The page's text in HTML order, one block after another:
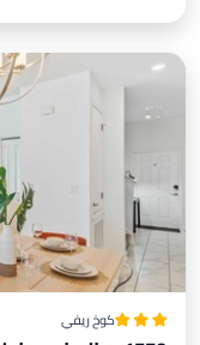
كوخ ريفي